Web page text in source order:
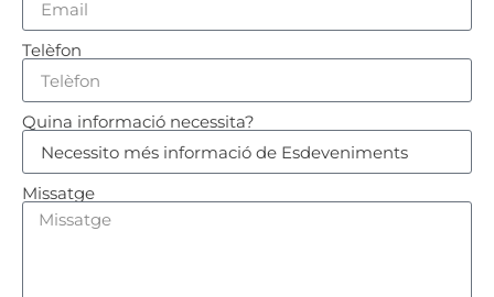
Telèfon
Quina informació necessita?
Missatge